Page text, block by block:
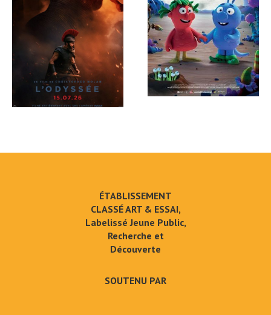
ÉTABLISSEMENT
CLASSÉ ART & ESSAI,
Labelissé Jeune Public,
Recherche et
Découverte
SOUTENU PAR